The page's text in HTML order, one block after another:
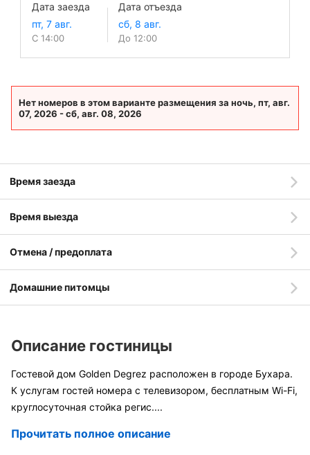
Дата заезда
С 14:00
Дата отъезда
До 12:00
Нет номеров в этом варианте размещения за ночь, пт, авг.
07, 2026 - сб, авг. 08, 2026
Время заезда
Время выезда
Отмена / предоплата
Домашние питомцы
Описание гостиницы
Гостевой дом Golden Degrez расположен в городе Бухара.
К услугам гостей номера с телевизором, бесплатным Wi-Fi,
круглосуточная стойка регис....
Прочитать полное описание